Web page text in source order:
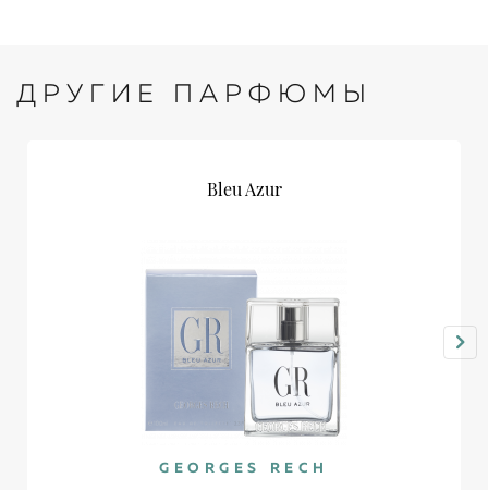
ДРУГИЕ ПАРФЮМЫ
Bleu Azur
GEORGES RECH